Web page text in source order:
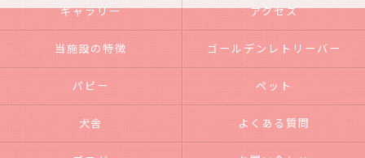
ギャラリー アクセス
当施設の特徴 ゴールデンレトリーバー
パピー ペット
犬舎 よくある質問